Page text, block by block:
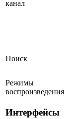
канал
Поиск
Режимы
воспроизведения
Интерфейсы